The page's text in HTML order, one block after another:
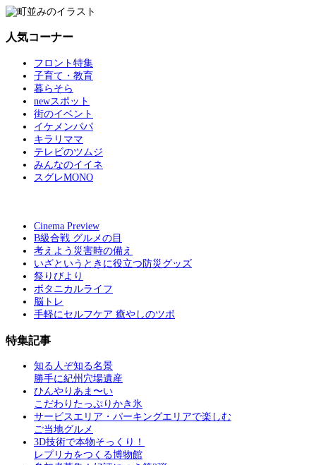
人気コーナー
フロント特集
子育て・教育
暮らそら
newスポット
街のイベント
イケメンパパ
キラリママ
テレビのツムジ
みんなのイイネ
スグレMONO
Cinema Preview
B級合戦 グルメの目
考えよう災害時の備え
いざというときに役立つ防災グッズ
祭りびより
ボタニカルライフ
脳トレ
手軽にセルフケア 癒やしのツボ
特集記事
知る人ぞ知る名景
勝手に紀州穴場遺産
ひんやりあま〜い
こだわりたっぷりかき氷
サービスエリア・パーキングエリアで楽しむ
ご当地グルメ
3D技術で本物そっくり！
レプリカをつくる博物館